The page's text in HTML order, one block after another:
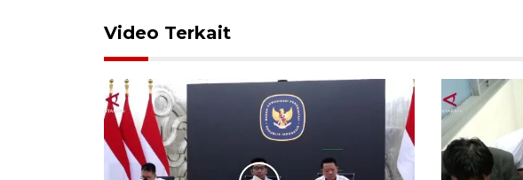
Video Terkait